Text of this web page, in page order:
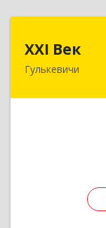
XXI Век
Гулькевичи